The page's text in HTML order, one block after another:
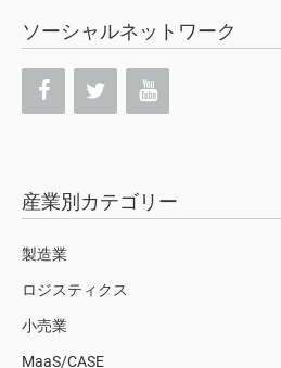
ソーシャルネットワーク
産業別カテゴリー
製造業
ロジスティクス
小売業
MaaS/CASE